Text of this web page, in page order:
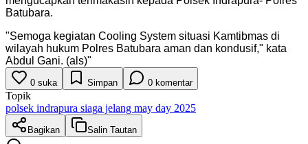
Batubara.
"Semoga kegiatan Cooling System situasi Kamtibmas di
wilayah hukum Polres Batubara aman dan kondusif," kata
Abdul Gani. (als)"
0 suka Simpan 0 komentar
Topik
polsek indrapura siaga jelang may day 2025
Bagikan Salin Tautan